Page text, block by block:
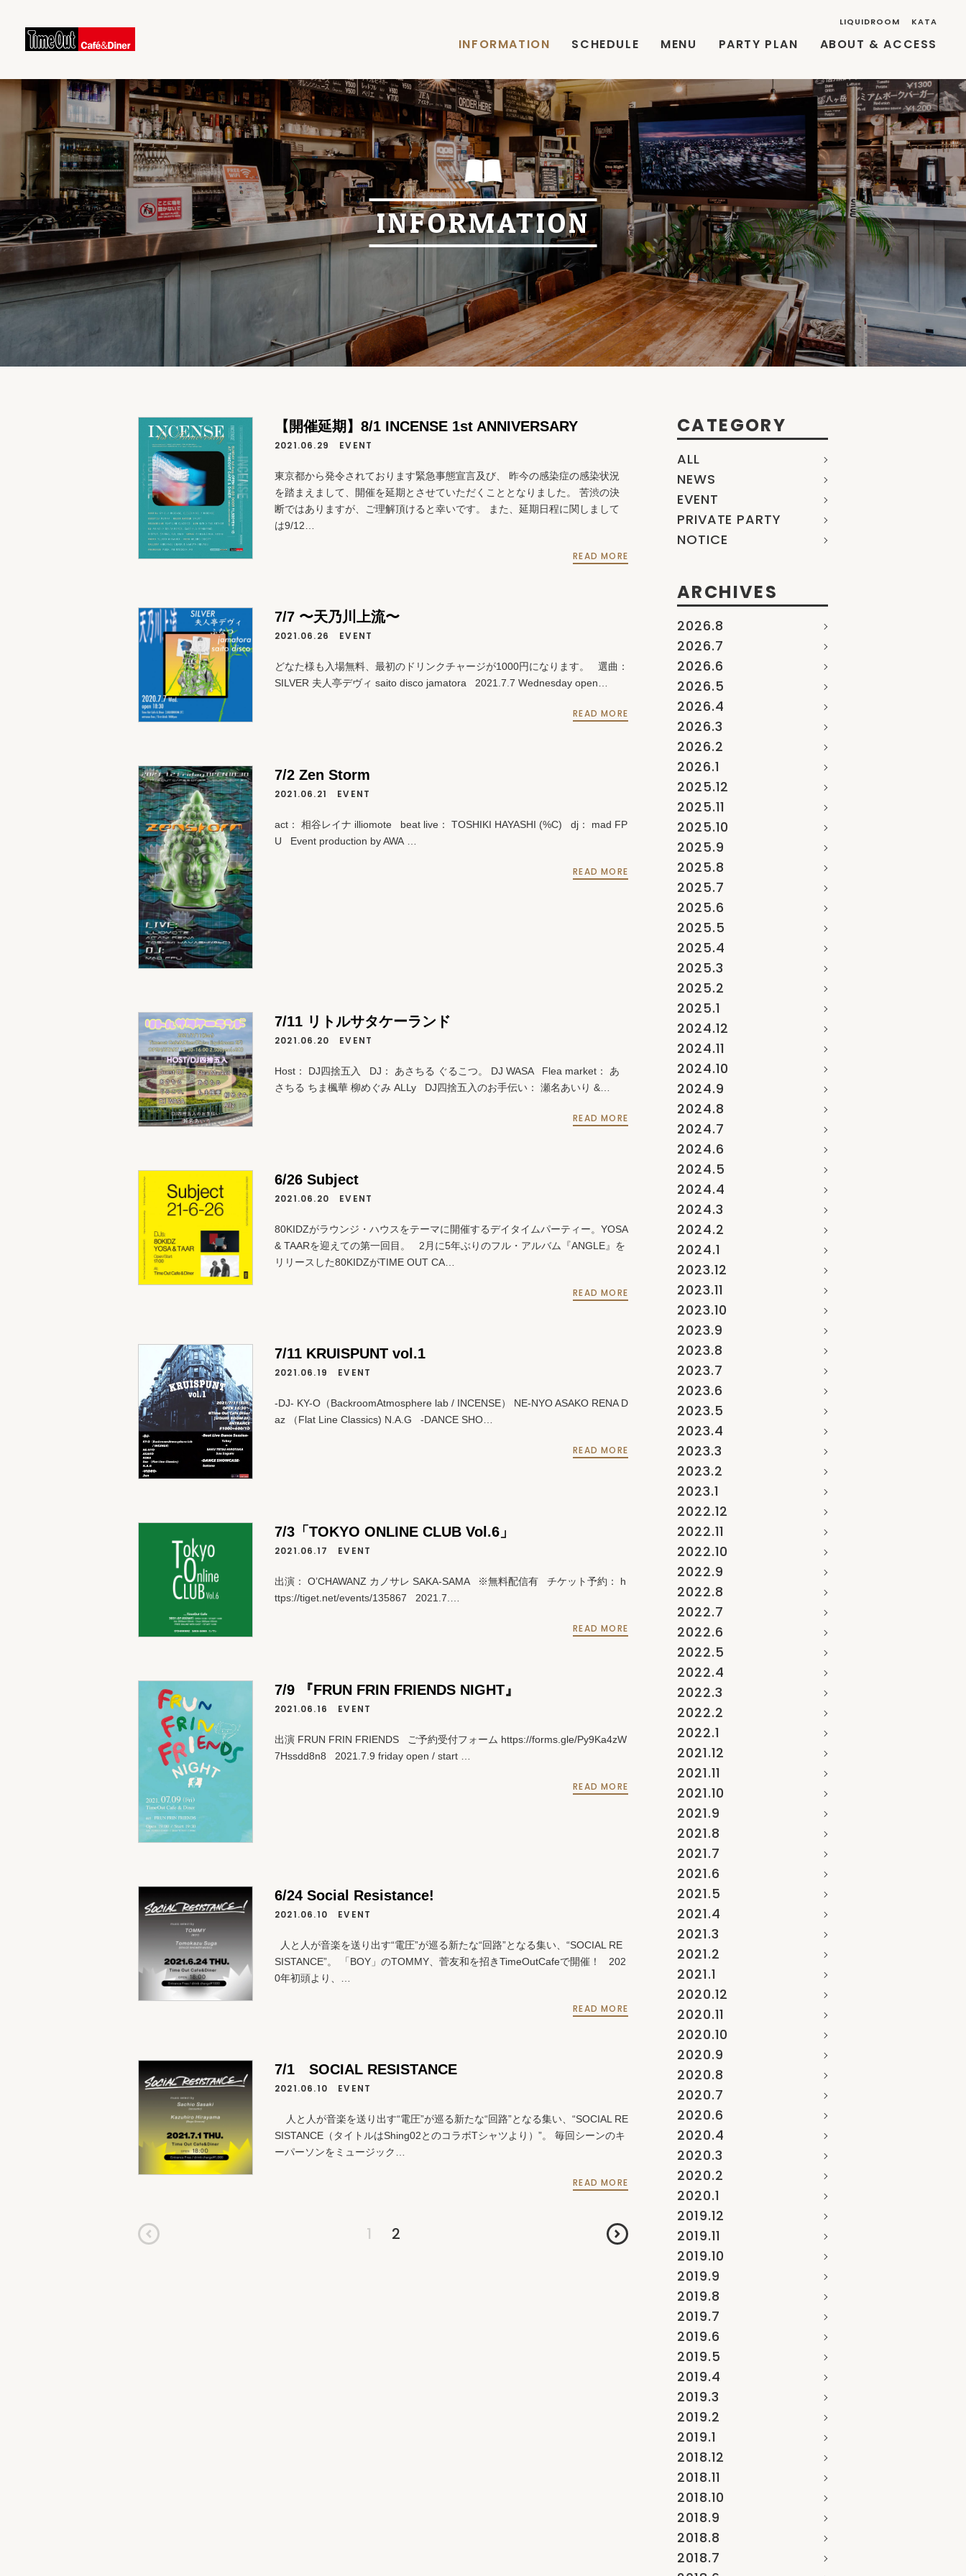
LIQUIDROOM KATA
INFORMATION SCHEDULE MENU PARTY PLAN ABOUT & ACCESS
INFORMATION
【開催延期】8/1 INCENSE 1st ANNIVERSARY
2021.06.29 EVENT
東京都から発令されております緊急事態宣言及び、 昨今の感染症の感染状況
を踏まえまして、開催を延期とさせていただくこととなりました。 苦渋の決
断ではありますが、ご理解頂けると幸いです。 また、延期日程に関しまして
は9/12…
READ MORE
7/7 〜天乃川上流〜
2021.06.26 EVENT
どなた様も入場無料、最初のドリンクチャージが1000円になります。 選曲：
SILVER 夫人亭デヴィ saito disco jamatora 2021.7.7 Wednesday open…
READ MORE
7/2 Zen Storm
2021.06.21 EVENT
act： 相谷レイナ illiomote beat live： TOSHIKI HAYASHI (%C) dj： mad FP
U Event production by AWA …
READ MORE
7/11 リトルサタケーランド
2021.06.20 EVENT
Host： DJ四捨五入 DJ： あさちる ぐるこつ。 DJ WASA Flea market： あ
さちる ちま楓華 柳めぐみ ALLy DJ四捨五入のお手伝い： 瀬名あいり &…
READ MORE
6/26 Subject
2021.06.20 EVENT
80KIDZがラウンジ・ハウスをテーマに開催するデイタイムパーティー。YOSA
& TAARを迎えての第一回目。 2月に5年ぶりのフル・アルバム『ANGLE』を
リリースした80KIDZがTIME OUT CA…
READ MORE
7/11 KRUISPUNT vol.1
2021.06.19 EVENT
-DJ- KY-O（BackroomAtmosphere lab / INCENSE） NE-NYO ASAKO RENA D
az （Flat Line Classics) N.A.G -DANCE SHO…
READ MORE
7/3「TOKYO ONLINE CLUB Vol.6」
2021.06.17 EVENT
出演： O’CHAWANZ カノサレ SAKA-SAMA ※無料配信有 チケット予約： h
ttps://tiget.net/events/135867 2021.7.…
READ MORE
7/9 『FRUN FRIN FRIENDS NIGHT』
2021.06.16 EVENT
出演 FRUN FRIN FRIENDS ご予約受付フォーム https://forms.gle/Py9Ka4zW
7Hssdd8n8 2021.7.9 friday open / start …
READ MORE
6/24 Social Resistance!
2021.06.10 EVENT
人と人が音楽を送り出す“電圧”が巡る新たな“回路”となる集い、“SOCIAL RE
SISTANCE”。 「BOY」のTOMMY、菅友和を招きTimeOutCafeで開催！ 202
0年初頭より、…
READ MORE
7/1 SOCIAL RESISTANCE
2021.06.10 EVENT
人と人が音楽を送り出す“電圧”が巡る新たな“回路”となる集い、“SOCIAL RE
SISTANCE（タイトルはShing02とのコラボTシャツより）”。 毎回シーンのキ
ーパーソンをミュージック…
READ MORE
1 2
CATEGORY
ALL
NEWS
EVENT
PRIVATE PARTY
NOTICE
ARCHIVES
2026.8
2026.7
2026.6
2026.5
2026.4
2026.3
2026.2
2026.1
2025.12
2025.11
2025.10
2025.9
2025.8
2025.7
2025.6
2025.5
2025.4
2025.3
2025.2
2025.1
2024.12
2024.11
2024.10
2024.9
2024.8
2024.7
2024.6
2024.5
2024.4
2024.3
2024.2
2024.1
2023.12
2023.11
2023.10
2023.9
2023.8
2023.7
2023.6
2023.5
2023.4
2023.3
2023.2
2023.1
2022.12
2022.11
2022.10
2022.9
2022.8
2022.7
2022.6
2022.5
2022.4
2022.3
2022.2
2022.1
2021.12
2021.11
2021.10
2021.9
2021.8
2021.7
2021.6
2021.5
2021.4
2021.3
2021.2
2021.1
2020.12
2020.11
2020.10
2020.9
2020.8
2020.7
2020.6
2020.4
2020.3
2020.2
2020.1
2019.12
2019.11
2019.10
2019.9
2019.8
2019.7
2019.6
2019.5
2019.4
2019.3
2019.2
2019.1
2018.12
2018.11
2018.10
2018.9
2018.8
2018.7